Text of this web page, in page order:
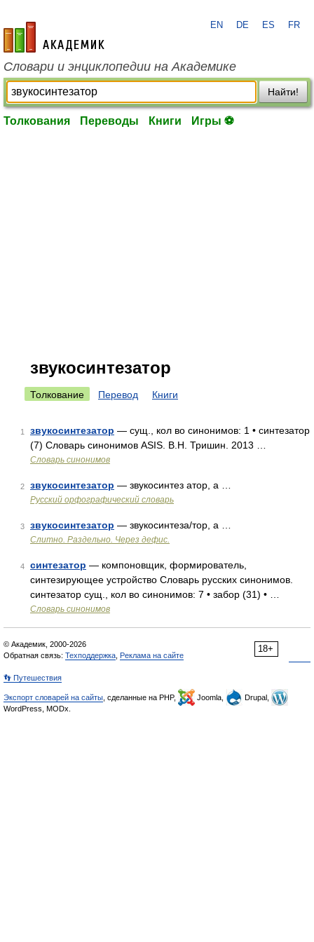
academic.ru
EN DE ES FR
Словари и энциклопедии на Академике
Найти!
Толкования Переводы Книги Игры ⚽
звукосинтезатор
Толкование Перевод Книги
1 звукосинтезатор — сущ., кол во синонимов: 1 • синтезатор
(7) Словарь синонимов ASIS. В.Н. Тришин. 2013 …
Словарь синонимов
2 звукосинтезатор — звукосинтез атор, а …
Русский орфографический словарь
3 звукосинтезатор — звукосинтеза/тор, а …
Слитно. Раздельно. Через дефис.
4 синтезатор — компоновщик, формирователь,
синтезирующее устройство Словарь русских синонимов.
синтезатор сущ., кол во синонимов: 7 • забор (31) • …
Словарь синонимов
18+
© Академик, 2000-2026
Обратная связь: Техподдержка Реклама на сайте
👣 Путешествия
Экспорт словарей на сайты , сделанные на PHP, Joomla,
Drupal,
WordPress, MODx.